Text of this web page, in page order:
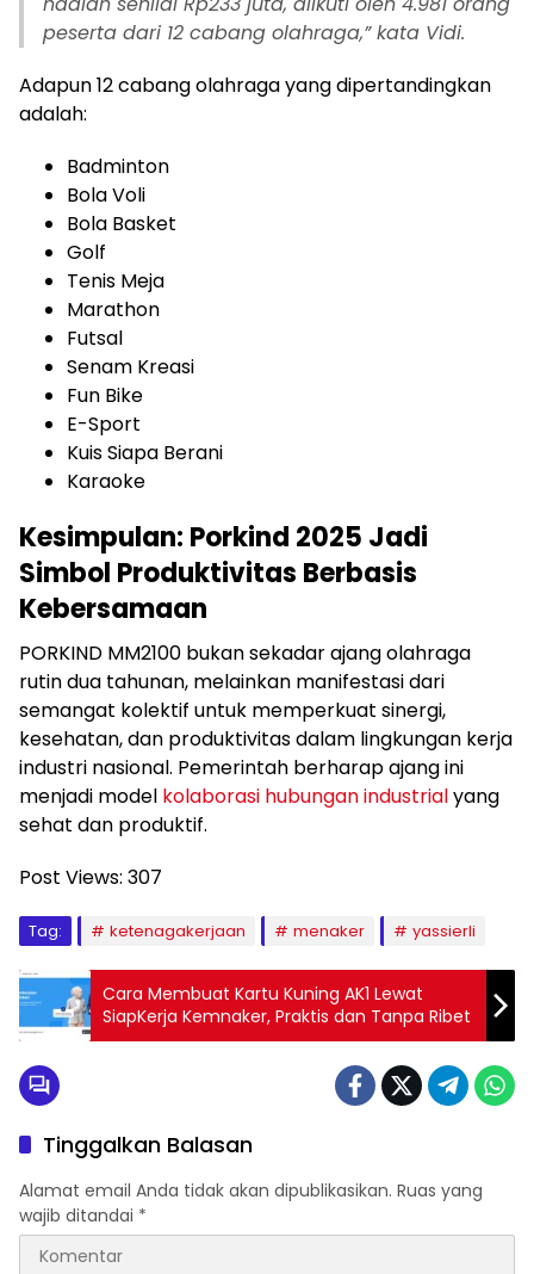
peserta dari 12 cabang olahraga,” kata Vidi.
Adapun 12 cabang olahraga yang dipertandingkan
adalah:
Badminton
Bola Voli
Bola Basket
Golf
Tenis Meja
Marathon
Futsal
Senam Kreasi
Fun Bike
E-Sport
Kuis Siapa Berani
Karaoke
Kesimpulan: Porkind 2025 Jadi
Simbol Produktivitas Berbasis
Kebersamaan
PORKIND MM2100 bukan sekadar ajang olahraga
rutin dua tahunan, melainkan manifestasi dari
semangat kolektif untuk memperkuat sinergi,
kesehatan, dan produktivitas dalam lingkungan kerja
industri nasional. Pemerintah berharap ajang ini
menjadi model kolaborasi hubungan industrialyang
sehat dan produktif.
Post Views: 307
Tag: ketenagakerjaan menaker yassierli
Cara Membuat Kartu Kuning AK1 Lewat
SiapKerja Kemnaker, Praktis dan Tanpa Ribet
Tinggalkan Balasan
Alamat email Anda tidak akan dipublikasikan. Ruas yang
wajib ditandai *